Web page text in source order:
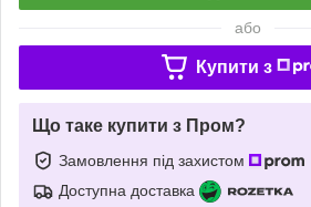
або
Купити з
Що таке купити з Пром?
Замовлення під захистом
Доступна доставка